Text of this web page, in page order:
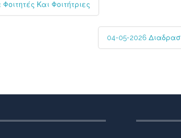
Και Φοιτήτριες
04-05-2026